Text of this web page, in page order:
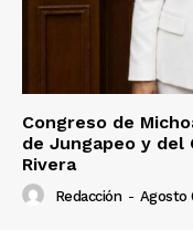
Congreso de
de Jungapeo y del
Rivera
Redacción - Agosto